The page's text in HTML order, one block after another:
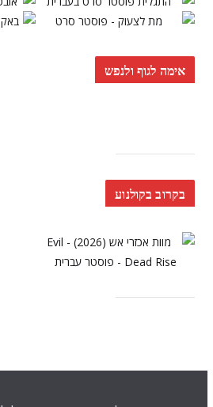
אימה לגוף ולנפש
בקרוב בקולנוע